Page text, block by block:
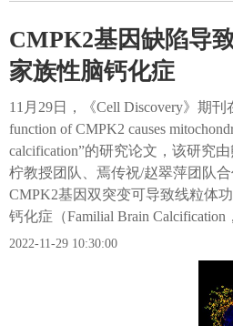
CMPK2基因缺陷导
家族性脑钙化症
11月29日，《Cell Discovery》期
function of CMPK2 causes
calcification”的研究论文，该研究
柠教授团队、焉传祝/赵翠萍团队
CMPK2基因双突变可导致线粒体
钙化症（Familial Brain Calcification
2022-11-29 10:30:00